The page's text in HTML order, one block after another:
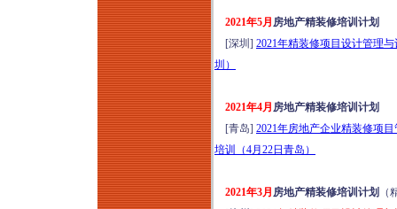
8月14-15日郑州）
新清单计价标准与施
工合同司法解释
（二）（征求意见
稿）深度解读暨建设
工程合同风险点、结
算、索赔、审计、财
评及司法鉴定审理实
务专题培训（2026年
8月14日哈尔滨）
2021年5月 房地产精装修培训计划
[深圳] 2021年精装修项目设计管理
圳）
2021年4月 房地产精装修培训计划
[青岛] 2021年房地产企业精装修项
培训（4月22日青岛）
2021年3月 房地产精装修培训计划